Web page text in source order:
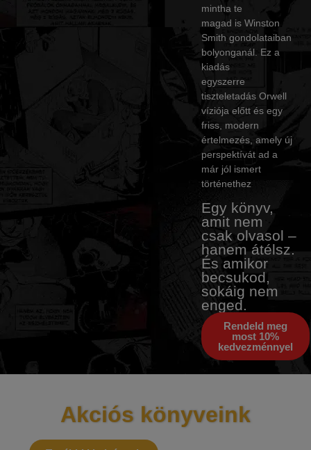
mintha te
magad is Winston
Smith gondolataiban
bolyonganál. Ez a
kiadás
egyszerre
tiszteletadás Orwell
víziója előtt és egy
friss, modern
értelmezés, amely új
perspektívát ad a
már jól ismert
történethez
Egy könyv,
amit nem
csak olvasol –
hanem átélsz.
És amikor
becsukod,
sokáig nem
enged.
Rendeld meg
most 10%
kedvezménnyel
Akciós könyveink